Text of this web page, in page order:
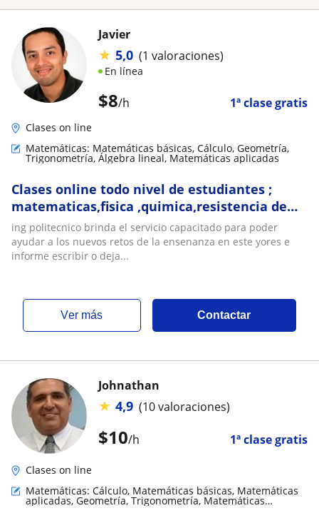
$8/h 1ª clase gratis
Javier
★ 5,0 (1 valoraciones)
En línea
Clases on line
Matemáticas: Matemáticas básicas, Cálculo, Geometría,
Trigonometría, Álgebra lineal, Matemáticas aplicadas
Clases online todo nivel de estudiantes ;
matematicas,fisica ,quimica,resistencia de
materiales ,dinamica ,etc
ing politecnico brinda el servicio capacitado para poder
ayudar a los nuevos retos de la ensenanza en este yores e
informe escribir o deja...
ver más Contactar
$10/h 1ª clase gratis
Johnathan
★ 4,9 (10 valoraciones)
Clases on line
Matemáticas: Cálculo, Matemáticas básicas, Matemáticas
aplicadas, Geometría, Trigonometría, Matemáticas
discretas